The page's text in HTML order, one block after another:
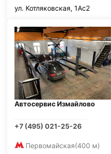
ул. Котляковская, 1Ас2
Автосервис Измайлово
+7 (495) 021-25-26
Первомайская(400 м)